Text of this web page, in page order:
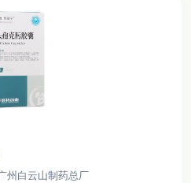
州白云山制药总厂